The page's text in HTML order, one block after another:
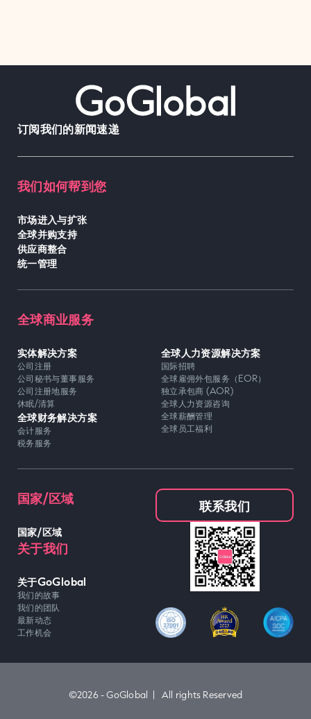
订阅我们的新闻速递
我们如何帮到您
市场进入与扩张
全球并购支持
供应商整合
统一管理
全球商业服务
实体解决方案
公司注册
公司秘书与董事服务
公司注册地服务
休眠/清算
全球财务解决方案
会计服务
税务服务
全球人力资源解决方案
国际招聘
全球雇佣外包服务（EOR）
独立承包商 (AOR)
全球人力资源咨询
全球薪酬管理
全球员工福利
国家/区域
国家/区域
关于我们
关于GoGlobal
我们的故事
我们的团队
最新动态
工作机会
联系我们
©2026 - GoGlobal | All rights Reserved